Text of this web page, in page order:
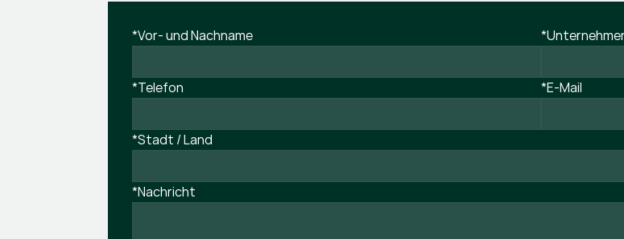
*Vor- und Nachname
*Telefon *E-Mail
*Stadt / Land
*Nachricht